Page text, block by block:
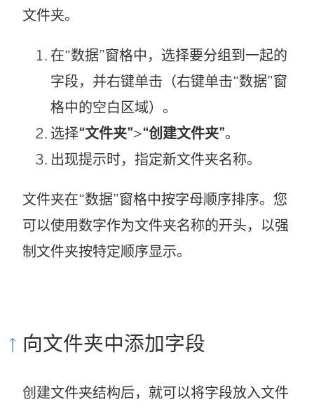
文件夹。
在“数据”窗格中，选择要分组到一起的
字段，并右键单击（右键单击“数据”窗
格中的空白区域）。
选择“文件夹”>“创建文件夹”。
出现提示时，指定新文件夹名称。
文件夹在“数据”窗格中按字母顺序排序。您
可以使用数字作为文件夹名称的开头，以强
制文件夹按特定顺序显示。
向文件夹中添加字段
创建文件夹结构后，就可以将字段放入文件